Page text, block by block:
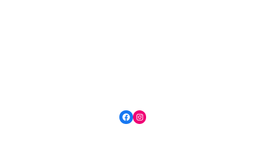
Facebook
Instagram